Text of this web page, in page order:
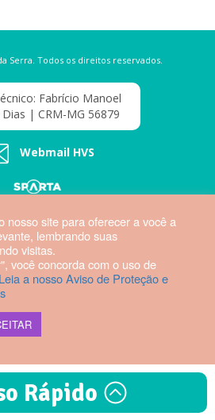
nosso site para oferecer a você a
lembrando suas
visitas.
você concorda com o uso de
Leia a nosso Aviso de Proteção e
Serra. Todos os direitos reservados.
Fabrício Manoel
Dias | CRM-MG 56879
Webmail HVS
Rápido